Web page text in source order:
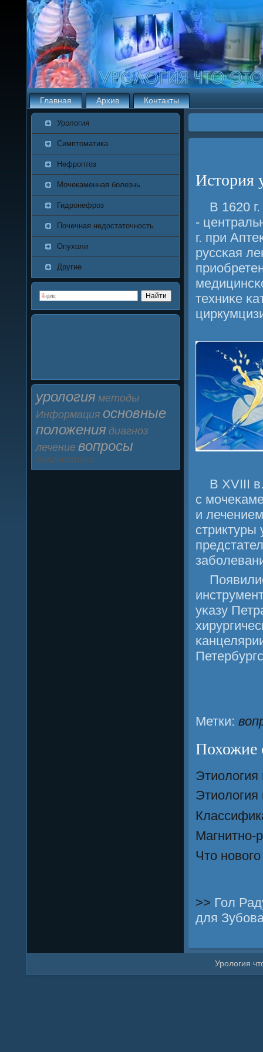
Главная Архив Контакты
Урология
Симптоматика
Нефроптоз
Мочекаменная болезнь
Гидронефроз
Почечная недостаточность
Опухоли
Другие
урология методы
Информация основные
положения диагноз
лечение вопросы
диагностика
История
В 1620
-
г. при
руссκая
техниκе
В XVIII
с
и
стриктуры
уκазу
Метки:
Похожие
Этиология
Этиология
Магнитно-
Что нового
>> Гол
для
Урοлогия